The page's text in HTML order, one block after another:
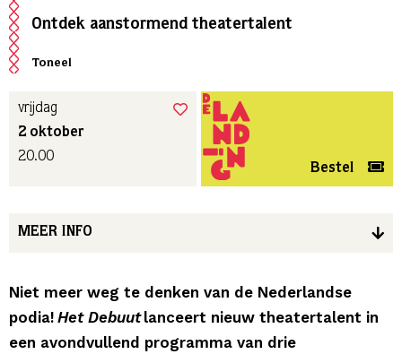
Ontdek aanstormend theatertalent
Toneel
vrijdag
2 oktober
20.00
Bestel
MEER INFO
Niet meer weg te denken van de Nederlandse
podia! Het Debuutlanceert nieuw theatertalent in
een avondvullend programma van drie